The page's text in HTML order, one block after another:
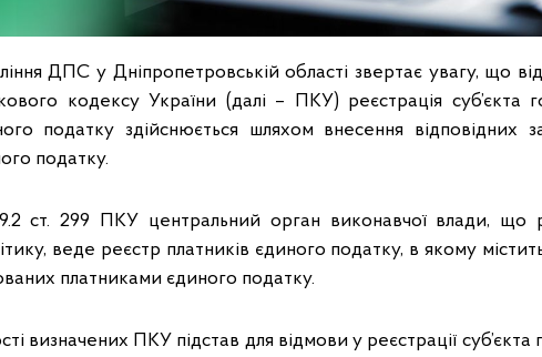
ДПС у Дніпропетровській області звертає увагу, що
кодексу України (далі – ПКУ) реєстрація суб’єкта
податку здійснюється шляхом внесення відповідних
податку.
ст. 299 ПКУ центральний орган виконавчої влади, що
веде реєстр платників єдиного податку, в якому
платниками єдиного податку.
визначених ПКУ підстав для відмови у реєстрації